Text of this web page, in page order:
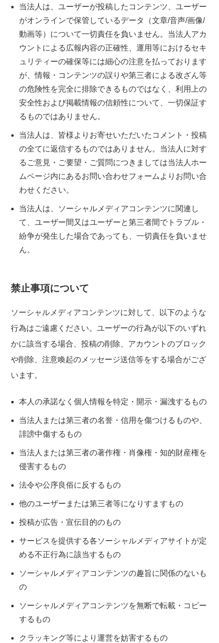
当法人は、ユーザーが投稿したコンテンツ、ユーザー
がオンラインで保管しているデータ（文章/音声/画像/
動画等）について一切責任を負いません。当法人アカ
ウントによる広報内容の正確性、運用等におけるセキ
ュリティーの確保等には細心の注意を払っております
が、情報・コンテンツの誤りや第三者による改ざん等
の危険性を完全に排除できるものではなく、利用上の
安全性および掲載情報の信頼性について、一切保証す
るものではありません。
当法人は、皆様よりお寄せいただいたコメント・投稿
の全てに返信するものではありません。当法人に対す
るご意見・ご要望・ご質問につきましては当法人ホー
ムページ内にあるお問い合わせフォームよりお問い合
わせください。
当法人は、ソーシャルメディアコンテンツに関連し
て、ユーザー間又はユーザーと第三者間でトラブル・
紛争が発生した場合であっても、一切責任を負いませ
ん。
禁止事項について
ソーシャルメディアコンテンツに対して、以下のような
行為はご遠慮ください。ユーザーの行為が以下のいずれ
かに該当する場合、投稿の削除、アカウントのブロック
や削除、注意喚起のメッセージ送信等をする場合がござ
います。
本人の承諾なく個人情報を特定・開示・漏洩するもの
当法人または第三者の名誉・信用を傷つけるものや、
誹謗中傷するもの
当法人または第三者の著作権・肖像権・知的財産権を
侵害するもの
法令や公序良俗に反するもの
他のユーザーまたは第三者等になりすますもの
投稿が広告・宣伝目的のもの
サービスを提供する各ソーシャルメディアサイトが定
める不正行為に該当するもの
ソーシャルメディアコンテンツの趣旨に関係のないも
の
ソーシャルメディアコンテンツを無断で転載・コピー
するもの
クラッキング等により運営を妨害するもの